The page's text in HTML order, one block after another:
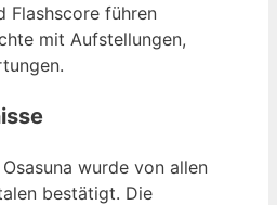
Flashscore führen
mit Aufstellungen,
wurde von allen
bestätigt. Die